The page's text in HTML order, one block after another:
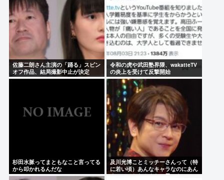
佐藤二朗さん主演の「踊る」スピン
オフ作品、結局撮影中止が決定
www
令和の虎や武田塾界隈、wakatteTV
の炎上を受けて反撃開始
杉田水脈ってまともなこと言ってる
から叩かれるんだな
及川光博ことミッチーさんって（特
に若い頃）あんなキャラなのにあん
まアンチおらんよな、男でも